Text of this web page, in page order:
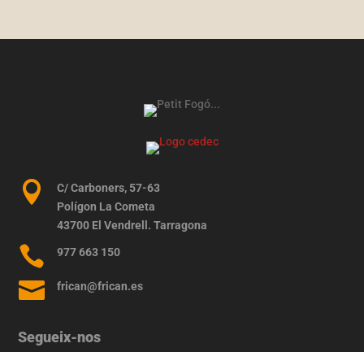

C/ Carboners, 57-63
Polígon La Cometa
43700 El Vendrell. Tarragona
 977 663 150
 frican@frican.es
Segueix-nos